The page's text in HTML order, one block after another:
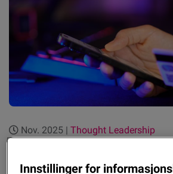
Nov. 2025 | Thought Leadership
Innstillinger for